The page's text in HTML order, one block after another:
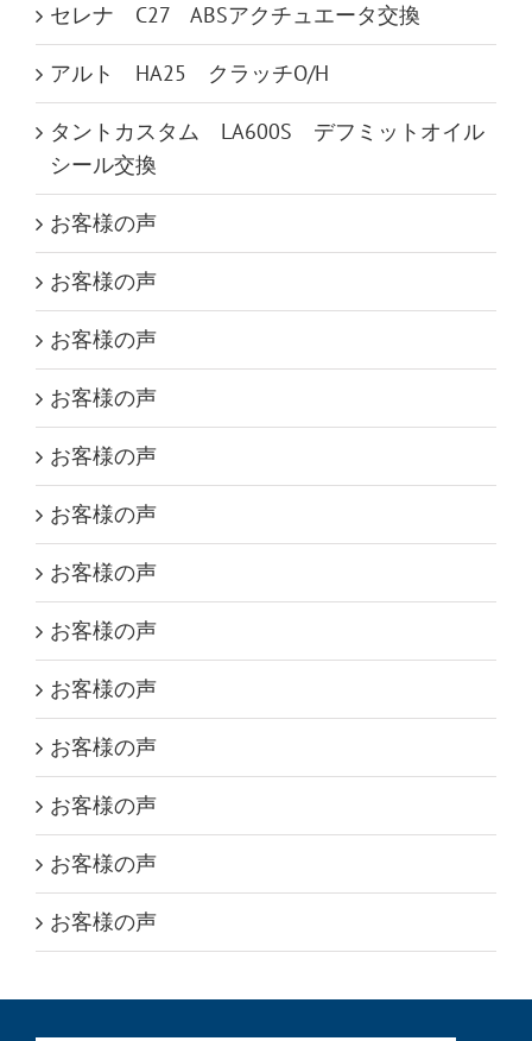
セレナ C27 ABSアクチュエータ交換
アルト HA25 クラッチO/H
タントカスタム LA600S デフミットオイル
シール交換
お客様の声
お客様の声
お客様の声
お客様の声
お客様の声
お客様の声
お客様の声
お客様の声
お客様の声
お客様の声
お客様の声
お客様の声
お客様の声